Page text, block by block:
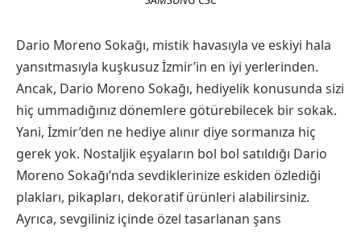
Dario Moreno Sokağı, mistik havasıyla ve eskiyi hala
yansıtmasıyla kuşkusuz İzmir’in en iyi yerlerinden.
Ancak, Dario Moreno Sokağı, hediyelik konusunda sizi
hiç ummadığınız dönemlere götürebilecek bir sokak.
Yani, İzmir’den ne hediye alınır diye sormanıza hiç
gerek yok. Nostaljik eşyaların bol bol satıldığı Dario
Moreno Sokağı’nda sevdiklerinize eskiden özlediği
plakları, pikapları, dekoratif ürünleri alabilirsiniz.
Ayrıca, sevgiliniz içinde özel tasarlanan şans